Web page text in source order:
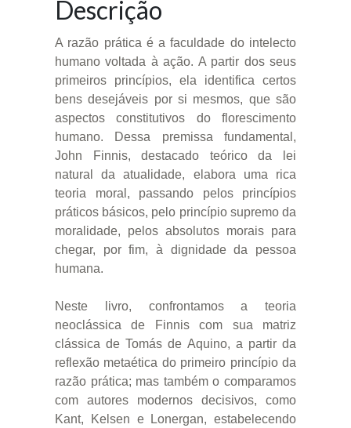
Descrição
A razão prática é a faculdade do intelecto
humano voltada à ação. A partir dos seus
primeiros princípios, ela identifica certos
bens desejáveis por si mesmos, que são
aspectos constitutivos do florescimento
humano. Dessa premissa fundamental,
John Finnis, destacado teórico da lei
natural da atualidade, elabora uma rica
teoria moral, passando pelos princípios
práticos básicos, pelo princípio supremo da
moralidade, pelos absolutos morais para
chegar, por fim, à dignidade da pessoa
humana.
Neste livro, confrontamos a teoria
neoclássica de Finnis com sua matriz
clássica de Tomás de Aquino, a partir da
reflexão metaética do primeiro princípio da
razão prática; mas também o comparamos
com autores modernos decisivos, como
Kant, Kelsen e Lonergan, estabelecendo